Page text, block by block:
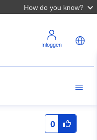
How do you know?
Inloggen
0